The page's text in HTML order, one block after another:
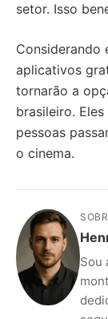
setor. Isso
Considerando
aplicativos
tornarão a
brasileiro.
pessoas
o cinema.
Sou